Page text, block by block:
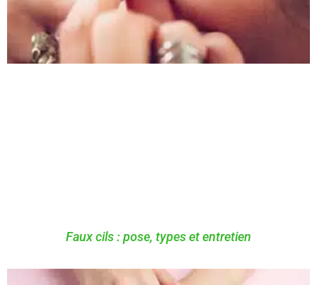
Faux cils : pose, types et entretien